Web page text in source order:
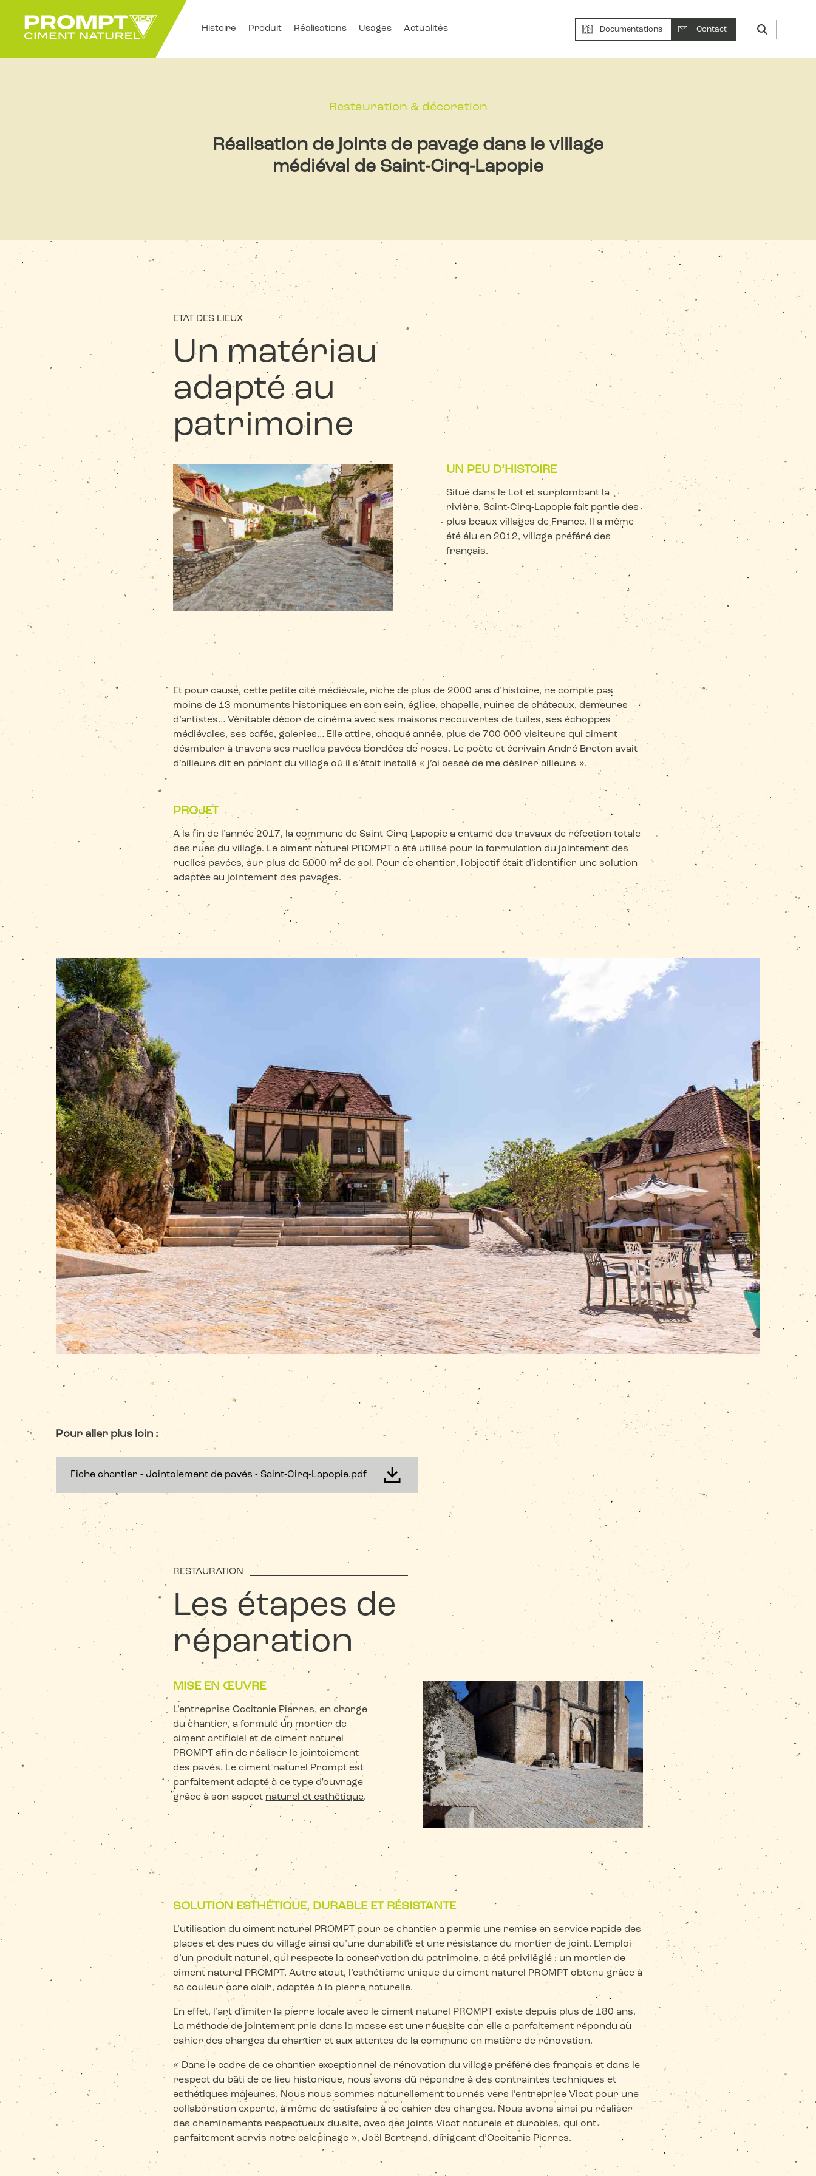
Histoire Produit Réalisations Usages Actualités Documentations Contact
Restauration & décoration
Réalisation de joints de pavage dans le village
médiéval de Saint-Cirq-Lapopie
ETAT DES LIEUX
Un matériau
adapté au
patrimoine
UN PEU D’HISTOIRE
Situé dans le Lot et surplombant la
rivière, Saint-Cirq-Lapopie fait partie des
plus beaux villages de France. Il a même
été élu en 2012, village préféré des
français.
Et pour cause, cette petite cité médiévale, riche de plus de 2000 ans d’histoire, ne compte pas
moins de 13 monuments historiques en son sein, église, chapelle, ruines de châteaux, demeures
d’artistes… Véritable décor de cinéma avec ses maisons recouvertes de tuiles, ses échoppes
médiévales, ses cafés, galeries… Elle attire, chaque année, plus de 700 000 visiteurs qui aiment
déambuler à travers ses ruelles pavées bordées de roses. Le poète et écrivain André Breton avait
d’ailleurs dit en parlant du village où il s’était installé « j’ai cessé de me désirer ailleurs ».
PROJET
A la fin de l’année 2017, la commune de Saint-Cirq-Lapopie a entamé des travaux de réfection totale
des rues du village. Le ciment naturel PROMPT a été utilisé pour la formulation du jointement des
ruelles pavées, sur plus de 5000 m² de sol. Pour ce chantier, l'objectif était d’identifier une solution
adaptée au jointement des pavages.
Pour aller plus loin :
Fiche chantier - Jointoiement de pavés - Saint-Cirq-Lapopie.pdf
RESTAURATION
Les étapes de
réparation
MISE EN ŒUVRE
L’entreprise Occitanie Pierres, en charge
du chantier, a formulé un mortier de
ciment artificiel et de ciment naturel
PROMPT afin de réaliser le jointoiement
des pavés. Le ciment naturel Prompt est
parfaitement adapté à ce type d'ouvrage
grâce à son aspect naturel et esthétique.
SOLUTION ESTHÉTIQUE, DURABLE ET RÉSISTANTE
L’utilisation du ciment naturel PROMPT pour ce chantier a permis une remise en service rapide des
places et des rues du village ainsi qu’une durabilité et une résistance du mortier de joint. L’emploi
d’un produit naturel, qui respecte la conservation du patrimoine, a été privilégié : un mortier de
ciment naturel PROMPT. Autre atout, l’esthétisme unique du ciment naturel PROMPT obtenu grâce à
sa couleur ocre clair, adaptée à la pierre naturelle.
En effet, l’art d’imiter la pierre locale avec le ciment naturel PROMPT existe depuis plus de 180 ans.
La méthode de jointement pris dans la masse est une réussite car elle a parfaitement répondu au
cahier des charges du chantier et aux attentes de la commune en matière de rénovation.
« Dans le cadre de ce chantier exceptionnel de rénovation du village préféré des français et dans le
respect du bâti de ce lieu historique, nous avons dû répondre à des contraintes techniques et
esthétiques majeures. Nous nous sommes naturellement tournés vers l’entreprise Vicat pour une
collaboration experte, à même de satisfaire à ce cahier des charges. Nous avons ainsi pu réaliser
des cheminements respectueux du site, avec des joints Vicat naturels et durables, qui ont
parfaitement servis notre calepinage », Joël Bertrand, dirigeant d’Occitanie Pierres.